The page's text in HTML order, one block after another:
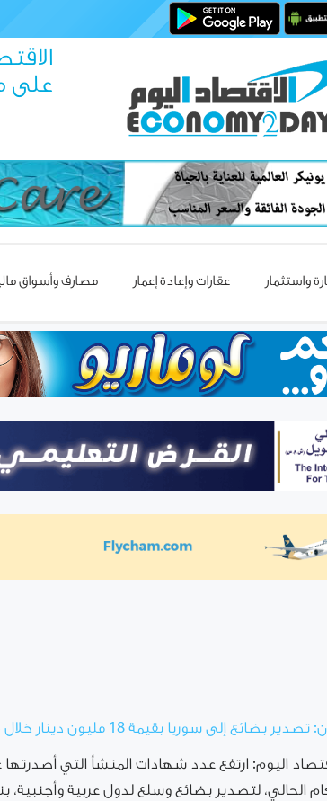
على
واستثمار عقارات وإعادة إعمار مصارف وأسواق
بضائع إلى سوريا بقيمة 18 مليون دينار خلال 3 أشهر
اليوم: ارتفع عدد شهادات المنشأ التي أصدرتها
الحالي، لتصدير بضائع وسلع لدول عربية وأجنبية، بنسبة 26.2%،